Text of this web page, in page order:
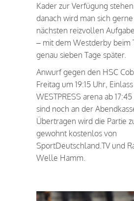
Kader zur Verfügung
danach wird man sich
nächsten reizvollen
– mit dem Westderby beim
genau sieben Tage später.
Anwurf gegen den HSC
Freitag um 19:15 Uhr,
WESTPRESS arena ab
sind noch an der
Übertragen wird die Partie
gewohnt kostenlos von
SportDeutschland.TV und
Welle Hamm.